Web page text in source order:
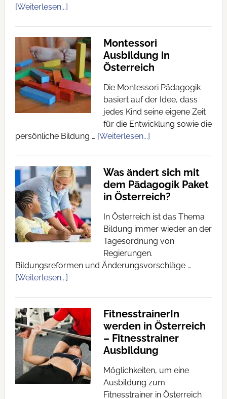
[Weiterlesen...]
Montessori
Ausbildung in
Österreich
Die Montessori Pädagogik
basiert auf der Idee, dass
jedes Kind seine eigene Zeit
für die Entwicklung sowie die
persönliche Bildung … [Weiterlesen...]
Was ändert sich mit
dem Pädagogik Paket
in Österreich?
In Österreich ist das Thema
Bildung immer wieder an der
Tagesordnung von
Regierungen.
Bildungsreformen und Änderungsvorschläge …
[Weiterlesen...]
FitnesstrainerIn
werden in Österreich
– Fitnesstrainer
Ausbildung
Möglichkeiten, um eine
Ausbildung zum
Fitnesstrainer in Österreich